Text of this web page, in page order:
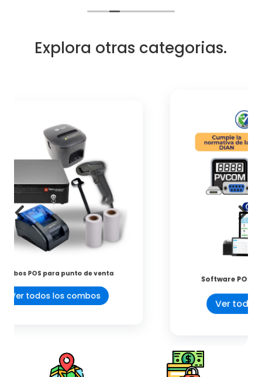
Explora otras categorias.
Software POS para punto de venta
Ver todos los software